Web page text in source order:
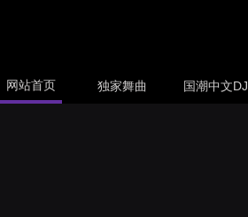
网站首页 独家舞曲 国潮中文DJ